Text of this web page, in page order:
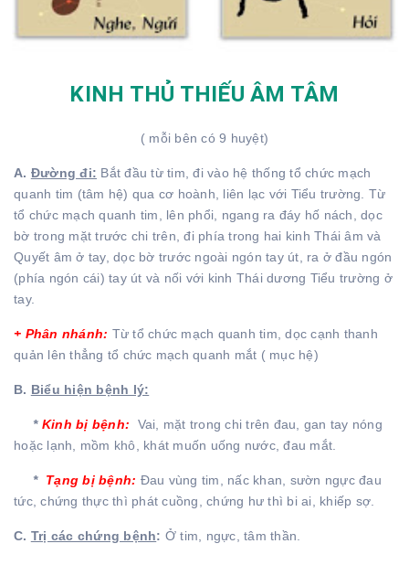
KINH THỦ THIẾU ÂM TÂM
( mỗi bên có 9 huyệt)
A. Đường đi: Bắt đầu từ tim, đi vào hệ thống tổ chức mạch
quanh tim (tâm hệ) qua cơ hoành, liên lạc với Tiểu trường. Từ
tổ chức mạch quanh tim, lên phổi, ngang ra đáy hố nách, dọc
bờ trong mặt trước chi trên, đi phía trong hai kinh Thái âm và
Quyết âm ở tay, dọc bờ trước ngoài ngón tay út, ra ở đầu ngón
(phía ngón cái) tay út và nối với kinh Thái dương Tiểu trường ở
tay.
+ Phân nhánh: Từ tổ chức mạch quanh tim, dọc cạnh thanh
quản lên thẳng tổ chức mạch quanh mắt ( mục hệ)
B. Biểu hiện bệnh lý:
*Kinh bị bệnh:
Vai, mặt trong chi trên đau, gan tay nóng
hoặc lạnh, mồm khô, khát muốn uống nước, đau mắt.
* Tạng bị bệnh: Đau vùng tim, nấc khan, sườn ngực đau
tức, chứng thực thì phát cuồng, chứng hư thì bi ai, khiếp sợ.
C. Trị các chứng bệnh: Ở tim, ngực, tâm thần.